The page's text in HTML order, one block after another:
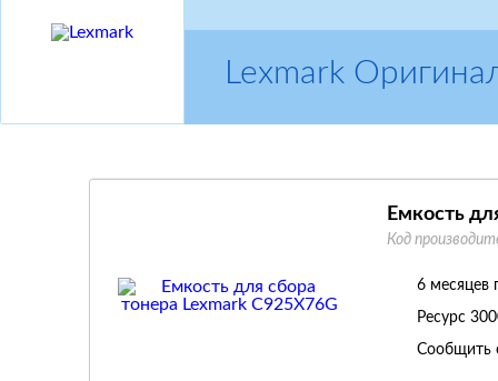
Lexmark
Емкость
Код
6 месяцев
Ресурс
Сообщить